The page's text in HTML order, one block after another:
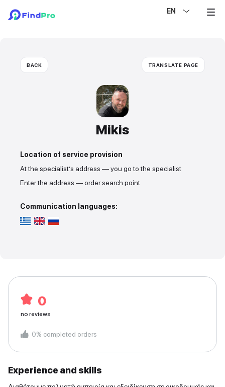
EN
Mikis
TRANSLATE PAGE
BACK
Location of service provision
At the specialist’s address — you go to the specialist
Enter the address — order search point
Communication languages:
Experience and skills
0
no reviews
0% completed orders